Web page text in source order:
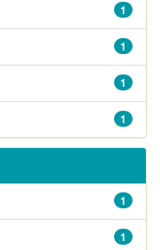
1
1
1
1
1
1